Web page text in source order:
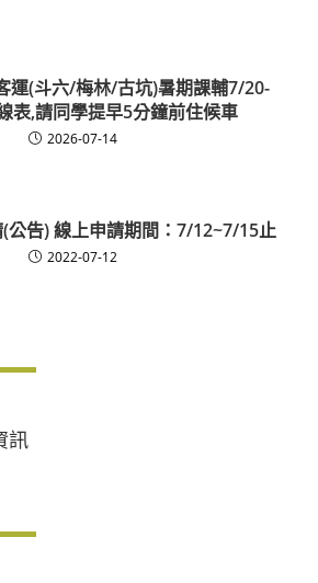
運(斗六/梅林/古坑)暑期課輔7/20-
表,請同學提早5分鐘前住候車
2026-07-14
公告) 線上申請期間：7/12~7/15止
2022-07-12
訊